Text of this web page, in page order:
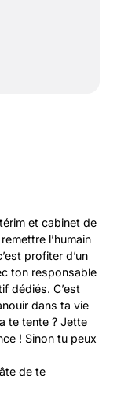
et cabinet de
l’humain
profiter d’un
ton responsable
dédiés. C’est
dans ta vie
te tente ? Jette
! Sinon tu peux
de te